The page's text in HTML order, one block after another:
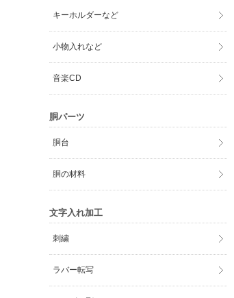
キーホルダーなど
小物入れなど
音楽CD
胴パーツ
胴台
胴の材料
文字入れ加工
刺繍
ラバー転写